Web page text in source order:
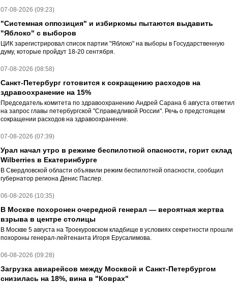
07-08-2026 (09:23)
"Системная оппозиция" и избиркомы пытаются выдавить
"Яблоко" с выборов
ЦИК зарегистрировал список партии "Яблоко" на выборы в Государственную
думу, которые пройдут 18-20 сентября.
07-08-2026 (08:58)
Санкт-Петербург готовится к сокращению расходов на
здравоохранение на 15%
Председатель комитета по здравоохранению Андрей Сарана 6 августа ответил
на запрос главы петербургской "Справедливой России". Речь о предстоящем
сокращении расходов на здравоохранение.
07-08-2026 (07:39)
Урал начал утро в режиме беспилотной опасности, горит склад
Wilberries в Екатеринбурге
В Свердловской области объявили режим беспилотной опасности, сообщил
губернатор региона Денис Паслер.
06-08-2026 (10:35)
В Москве похоронен очередной генерал — вероятная жертва
взрыва в центре столицы
В Москве 5 августа на Троекуровском кладбище в условиях секретности прошли
похороны генерал-лейтенанта Игоря Ерусалимова.
06-08-2026 (09:28)
Загрузка авиарейсов между Москвой и Санкт-Петербургом
снизилась на 18%, вина в "Коврах"